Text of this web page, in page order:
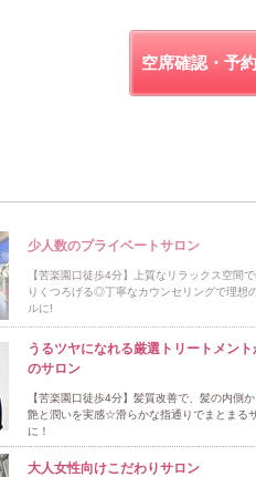
空席確認・予
少人数のプライベートサロン
【苦楽園口徒歩4分】上質なリラックス空間
りくつろげる◎丁寧なカウンセリングで理想
ルに!
うるツヤになれる厳選トリートメント
のサロン
【苦楽園口徒歩4分】髪質改善で、髪の内側
艶と潤いを実感☆滑らかな指通りでまとまる
に！
大人女性向けこだわりサロン